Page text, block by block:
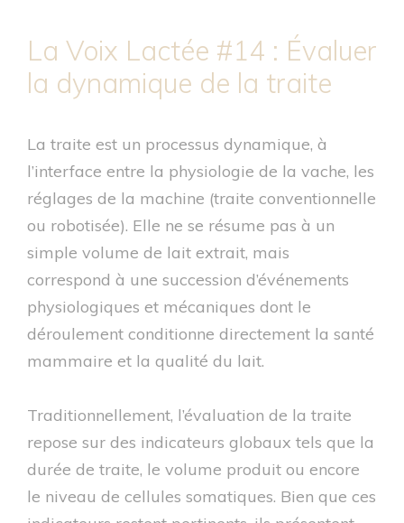
La Voix Lactée #14 : Évaluer
la dynamique de la traite
La traite est un processus dynamique, à
l’interface entre la physiologie de la vache, les
réglages de la machine (traite conventionnelle
ou robotisée). Elle ne se résume pas à un
simple volume de lait extrait, mais
correspond à une succession d’événements
physiologiques et mécaniques dont le
déroulement conditionne directement la santé
mammaire et la qualité du lait.
Traditionnellement, l’évaluation de la traite
repose sur des indicateurs globaux tels que la
durée de traite, le volume produit ou encore
le niveau de cellules somatiques. Bien que ces